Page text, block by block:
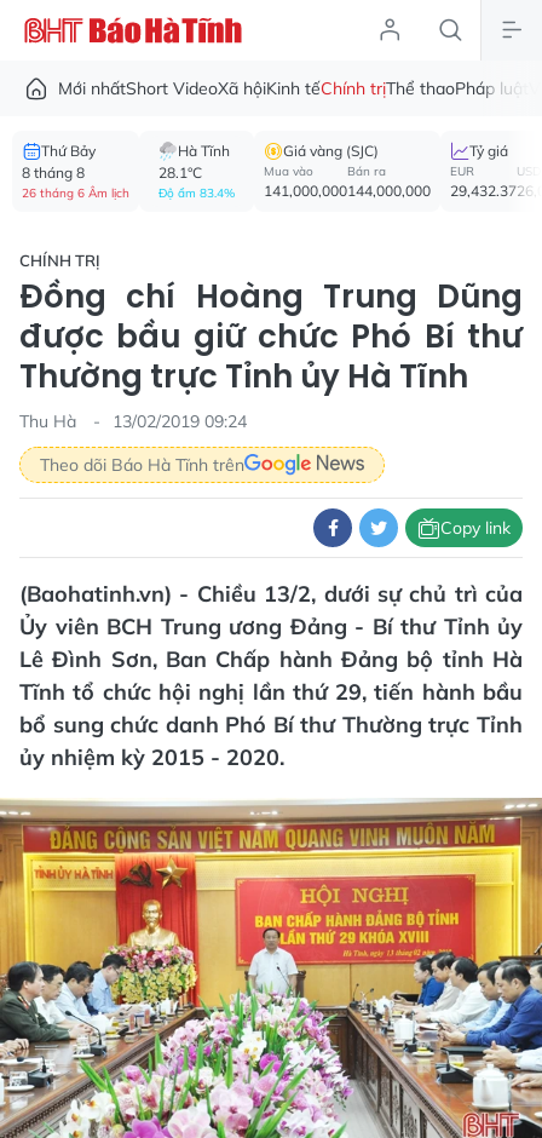
Mới nhấtShort VideoXã hộiKinh tếChính trịThể thaoPháp luật
Thứ Bảy
8 tháng 8
26 tháng 6 Âm lịch
Hà Tĩnh
28.1°C
Độ ẩm 83.4%
Giá vàng (SJC)
Mua vào
141,000,000
Bán ra
144,000,000
Tỷ giá
EUR
29,432.37
USD
CHÍNH TRỊ
Đồng chí Hoàng Trung Dũng
được bầu giữ chức Phó Bí thư
Thường trực Tỉnh ủy Hà Tĩnh
Thu Hà
13/02/2019 09:24
Theo dõi Báo Hà Tĩnh trên
Copy link
(Baohatinh.vn) - Chiều 13/2, dưới sự chủ trì của
Ủy viên BCH Trung ương Đảng - Bí thư Tỉnh ủy
Lê Đình Sơn, Ban Chấp hành Đảng bộ tỉnh Hà
Tĩnh tổ chức hội nghị lần thứ 29, tiến hành bầu
bổ sung chức danh Phó Bí thư Thường trực Tỉnh
ủy nhiệm kỳ 2015 - 2020.